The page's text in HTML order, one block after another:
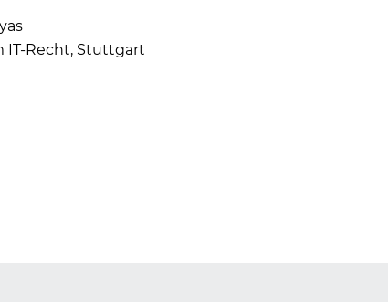
Recht, Stuttgart